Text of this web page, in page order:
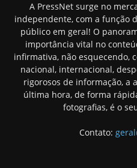
A PressNet surge no
independente, com a função
público em geral! O
importância vital no
infirmativa, não esquecendo,
nacional, internacional,
rigorosos de informação, a
última hora, de forma
fotografias, é o
Contato: